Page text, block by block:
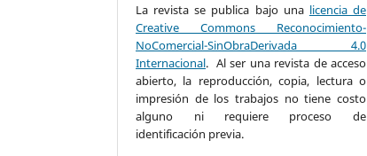
La revista se publica bajo una licencia de
Creative Commons Reconocimiento-
NoComercial-SinObraDerivada 4.0
Internacional. Al ser una revista de acceso
abierto, la reproducción, copia, lectura o
impresión de los trabajos no tiene costo
alguno ni requiere proceso de
identificación previa.